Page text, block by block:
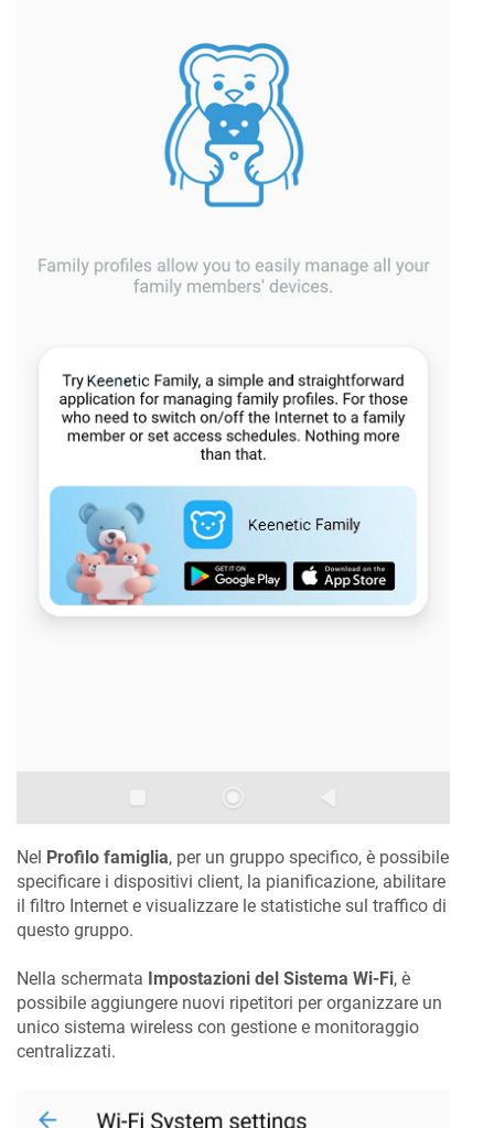
Nel Profilo famiglia, per un gruppo specifico, è possibile
specificare i dispositivi client, la pianificazione, abilitare
il filtro Internet e visualizzare le statistiche sul traffico di
questo gruppo.
Nella schermata Impostazioni del Sistema Wi-Fi, è
possibile aggiungere nuovi ripetitori per organizzare un
unico sistema wireless con gestione e monitoraggio
centralizzati.